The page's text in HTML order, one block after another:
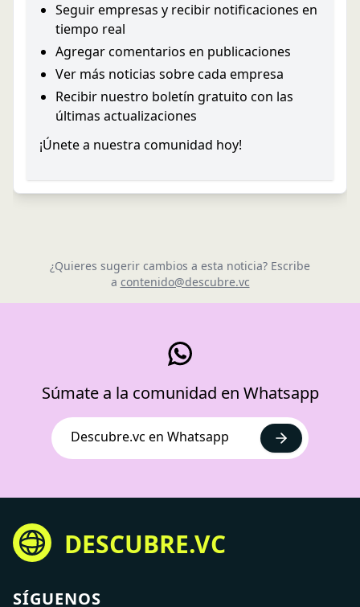
Seguir empresas y recibir notificaciones en
tiempo real
Agregar comentarios en publicaciones
Ver más noticias sobre cada empresa
Recibir nuestro boletín gratuito con las
últimas actualizaciones
¡Únete a nuestra comunidad hoy!
¿Quieres sugerir cambios a esta noticia? Escribe
a contenido@descubre.vc
Súmate a la comunidad en Whatsapp
Descubre.vc en Whatsapp
DESCUBRE.VC
SÍGUENOS